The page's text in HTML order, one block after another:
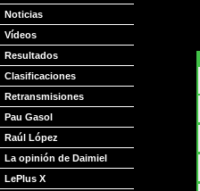
Noticias
Vídeos
Resultados
Clasificaciones
Retransmisiones
Pau Gasol
Raúl López
La opinión de Daimiel
LePlus X